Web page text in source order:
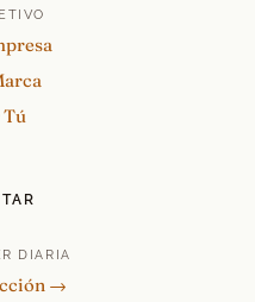
DIARIA
→